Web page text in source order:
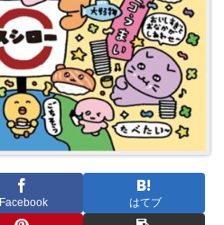
Facebook はてブ